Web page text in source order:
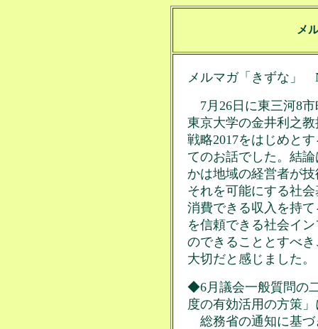
メ
メルマガ「きずな」
7月26日に東三河8
東京大学の金井利之
戦略2017をはじめと
てのお話でした。結
かは地域の経営者が
それを可能にする社
消費できる収入を持
を信頼できる社会イ
のできることとすべ
大切だと感じました。
◆6月議会一般質問の
度の有効活用の方策
総務省の通知に基づ